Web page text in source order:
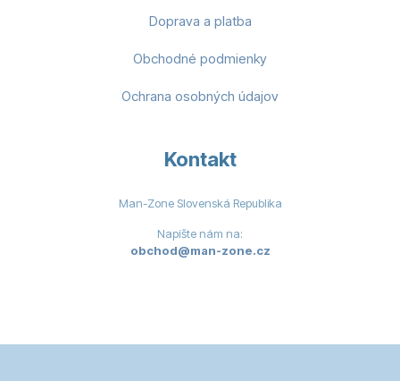
Doprava a platba
Obchodné podmienky
Ochrana osobných údajov
Kontakt
Man-Zone Slovenská Republika
Napíšte nám na:
obchod@man-zone.cz